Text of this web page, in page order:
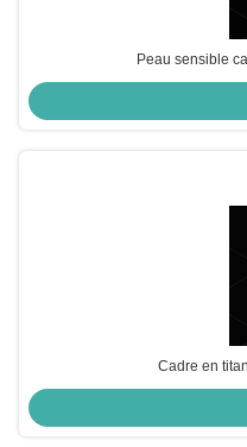
Peau sensible
Cadre en